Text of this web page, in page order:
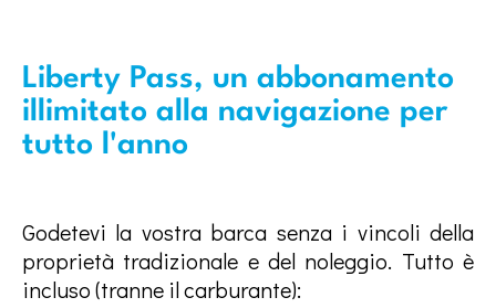
Liberty Pass, un abbonamento
illimitato alla navigazione per
tutto l'anno
Godetevi la vostra barca senza i vincoli della
proprietà tradizionale e del noleggio. Tutto è
incluso (tranne il carburante):